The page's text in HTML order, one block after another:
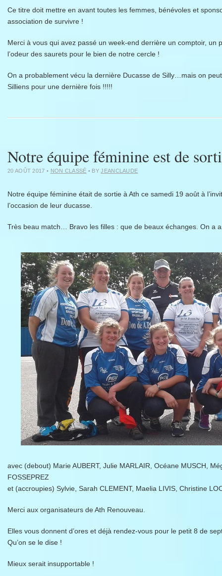
Ce titre doit mettre en avant toutes les femmes, bénévoles et
association de survivre !
Merci à vous qui avez passé un week-end derrière un comptoir, un
l’odeur des saurets pour le bien de notre cercle !
On a probablement vécu la dernière Ducasse de Silly…mais on
Silliens pour une dernière fois !!!!!
Notre équipe féminine est de
20 AOÛT 2017 • NON CLASSÉ • BYJEANCLAUDE
Notre équipe féminine était de sortie à Ath ce samedi 19 août à
l’occasion de leur ducasse.
Très beau match… Bravo les filles : que de beaux échanges. On a
avec (debout) Marie AUBERT, Julie MARLAIR, Océane MUSCH,
FOSSEPREZ
et (accroupies) Sylvie, Sarah CLEMENT, Maelia LIVIS, Christine
Merci aux organisateurs de Ath Renouveau.
Elles vous donnent d’ores et déjà rendez-vous pour le petit 8 de
Qu’on se le dise !
Mieux serait insupportable !